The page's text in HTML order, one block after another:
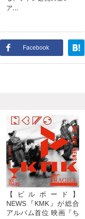
Facebook
【ビルボード】
NEWS『KMK』が総合
アルバム首位 映画『ち